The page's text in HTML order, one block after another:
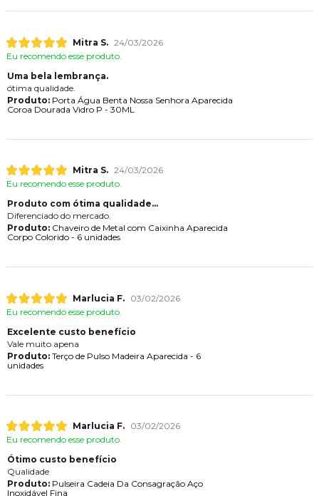
Mitra S. 24/03/2026
Eu recomendo esse produto.
Uma bela lembrança.
ótima qualidade.
Produto:Porta Água Benta Nossa Senhora Aparecida
Coroa Dourada Vidro P - 30ML
Mitra S. 24/03/2026
Eu recomendo esse produto.
Produto com ótima qualidade...
Diferenciado do mercado.
Produto:Chaveiro de Metal com Caixinha Aparecida
Corpo Colorido - 6 unidades
Marlucia F.
03/02/2026
Eu recomendo esse produto.
Excelente custo benefício
Vale muito apena
Produto:Terço de Pulso Madeira Aparecida - 6
unidades
Marlucia F.
03/02/2026
Eu recomendo esse produto.
Ótimo custo benefício
Qualidade
Produto:Pulseira Cadeia Da Consagração Aço
Inoxidável Fina